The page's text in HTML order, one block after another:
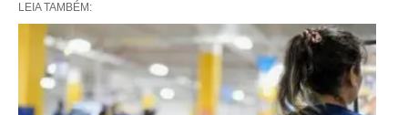
LEIA TAMBÉM: